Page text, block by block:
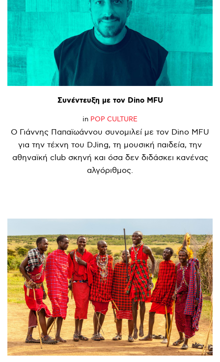
Συνέντευξη με τον Dino MFU
in POP CULTURE
Ο Γιάννης Παπαϊωάννου συνομιλεί με τον Dino MFU
για την τέχνη του DJing, τη μουσική παιδεία, την
αθηναϊκή club σκηνή και όσα δεν διδάσκει κανένας
αλγόριθμος.